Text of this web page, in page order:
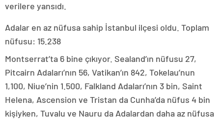
verilere yansıdı.
Adalar en az nüfusa sahip İstanbul ilçesi oldu. Toplam
nüfusu: 15.238
Montserrat’ta 6 bine çıkıyor. Sealand’ın nüfusu 27,
Pitcairn Adaları’nın 56, Vatikan’ın 842, Tokelau’nun
1,100, Niue’nin 1.500, Falkland Adaları’nın 3 bin, Saint
Helena, Ascension ve Tristan da Cunha’da nüfus 4 bin
kişiyken, Tuvalu ve Nauru da Adalardan daha az nüfusa